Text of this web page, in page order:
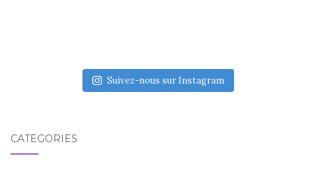
Suivez-nous sur Instagram
CATÉGORIES